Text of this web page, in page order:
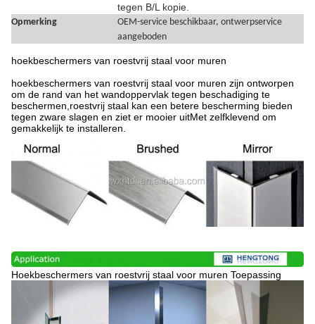
tegen B/L kopie.
Opmerking
OEM-service beschikbaar, ontwerpservice
aangeboden
hoekbeschermers van roestvrij staal voor muren
hoekbeschermers van roestvrij staal voor muren zijn ontworpen
om de rand van het wandoppervlak tegen beschadiging te
beschermen,roestvrij staal kan een betere bescherming bieden
tegen zware slagen en ziet er mooier uitMet zelfklevend om
gemakkelijk te installeren.
Hoekbeschermers van roestvrij staal voor muren Toepassing